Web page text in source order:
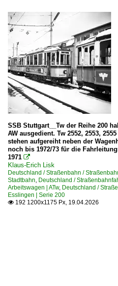
SSB Stuttgart__Tw der Reihe 200
AW ausgedient. Tw 2552, 2553,
stehen aufgereiht neben der
noch bis 1972/73 für die
1971 
Klaus-Erich Lisk
Deutschland / Straßenbahn /
Stadtbahn Deutschland /
Arbeitswagen | ATw, Deutschland /
Esslingen | Serie 200
 192 1200x1175 Px, 19.04.2026